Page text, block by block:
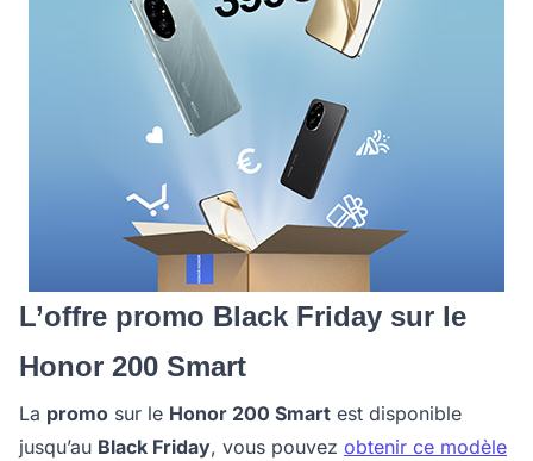
L’offre promo Black Friday sur le
Honor 200 Smart
La promo sur le Honor 200 Smart est disponible
jusqu’au Black Friday, vous pouvez obtenir ce modèle